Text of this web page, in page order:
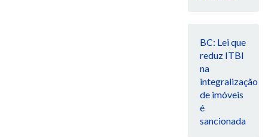
BC: Lei que
reduz ITBI
na
integralização
de imóveis
é
sancionada